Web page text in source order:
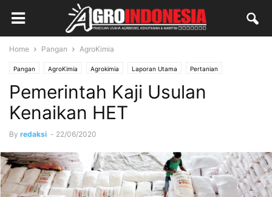
Home Pangan AgroKimia
Pangan AgroKimia Agrokimia Laporan Utama Pertanian
Pemerintah Kaji Usulan
Kenaikan HET
By redaksi - 22/06/2020